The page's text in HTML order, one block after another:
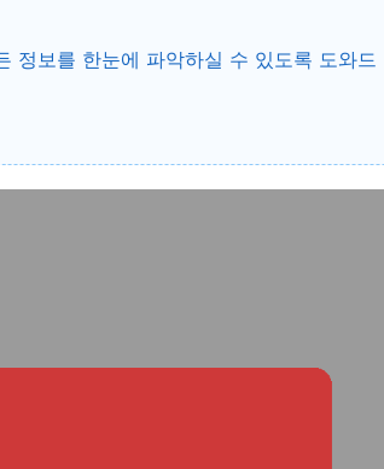
정보를 한눈에 파악하실 수 있도록 도와드